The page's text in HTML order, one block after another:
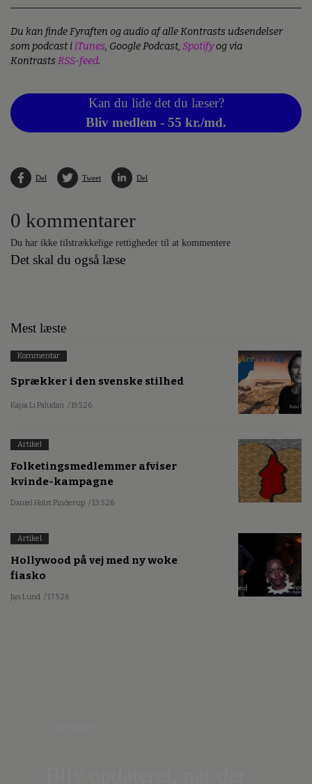
Du kan finde Fyraften og audio af alle Kontrasts udsendelser
som podcast i iTunes, Google Podcast, Spotifyog via
KontrastsRSS-feed.
Kan du lide det du læser?
Bliv medlem - 55 kr./md.
Del Tweet Del
0 kommentarer
Du har ikke tilstrækkelige rettigheder til at kommentere
Det skal du også læse
Mest læste
Kommentar
Sprækker i den svenske stilhed
Kajsa Li Paludan / 19.5.26
Artikel
Folketingsmedlemmer afviser
kvinde-kampagne
Daniel Holst Pinderup / 13.5.26
Artikel
Hollywood på vej med ny woke
fiasko
Jan Lund / 17.5.26